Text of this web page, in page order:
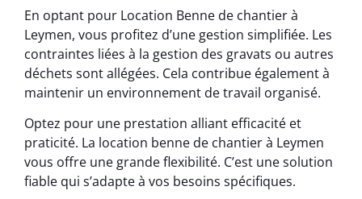
En optant pour Location Benne de chantier à
Leymen, vous profitez d’une gestion simplifiée. Les
contraintes liées à la gestion des gravats ou autres
déchets sont allégées. Cela contribue également à
maintenir un environnement de travail organisé.
Optez pour une prestation alliant efficacité et
praticité. La location benne de chantier à Leymen
vous offre une grande flexibilité. C’est une solution
fiable qui s’adapte à vos besoins spécifiques.